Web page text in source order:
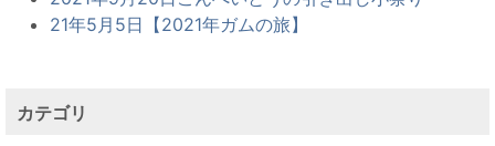
21年5月5日【2021年ガムの旅】
カテゴリ